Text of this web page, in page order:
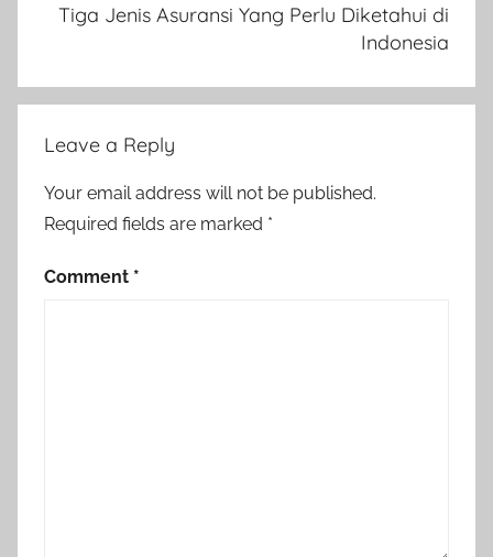
Tiga Jenis Asuransi Yang Perlu Diketahui di
Indonesia
Leave a Reply
Your email address will not be published.
Required fields are marked *
Comment *